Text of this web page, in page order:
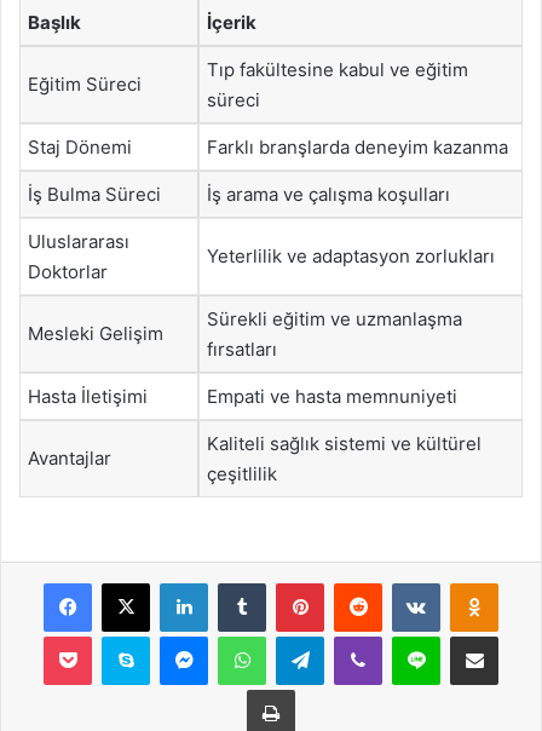
Başlık İçerik
Eğitim Süreci
Tıp fakültesine kabul ve eğitim
süreci
Staj Dönemi Farklı branşlarda deneyim kazanma
İş Bulma Süreci İş arama ve çalışma koşulları
Uluslararası
Doktorlar
Yeterlilik ve adaptasyon zorlukları
Mesleki Gelişim
Sürekli eğitim ve uzmanlaşma
fırsatları
Hasta İletişimi Empati ve hasta memnuniyeti
Avantajlar
Kaliteli sağlık sistemi ve kültürel
çeşitlilik
Facebook
X LinkedInTumblr PinterestReddit VKontakte
Pocket Skype MessengerWhatsAppTelegramViber Line E-Posta ile
Yazdır